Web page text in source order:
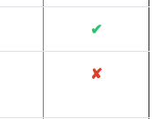
✔
✘